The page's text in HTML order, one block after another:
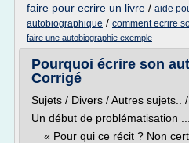
faire pour ecrire un livre / aide
autobiographique / comment ecrire
faire une autobiographie exemple
Pourquoi écrire son
Corrigé
Sujets / Divers / Autres sujets.. /
Un début de problématisation ...
« Pour qui ce récit ? Non